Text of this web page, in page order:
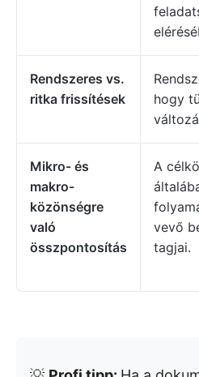
Rendszeres vs.
ritka frissítések
hogy
Mikro- és
makro-
közönségre
való
összpontosítás
A
vevő
tagjai.